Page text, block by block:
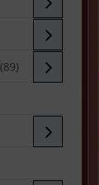
(89)